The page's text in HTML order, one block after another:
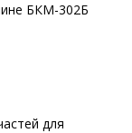
БКМ-302Б
для